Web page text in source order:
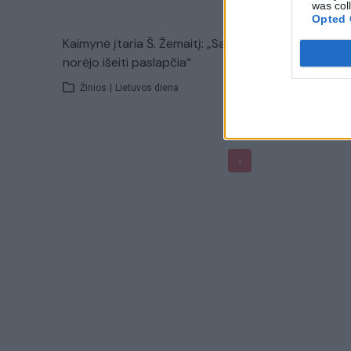
was
Opted
Kaimynė įtaria Š. Žemaitį: „Samanta
norėjo išeiti paslapčia“
Žinios Lietuvos diena
Dingusi
šulinyje:
‹